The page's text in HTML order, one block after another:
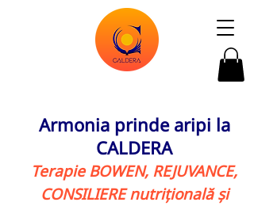
Armonia prinde aripi la
CALDERA
Terapie BOWEN, REJUVANCE,
CONSILIERE nutrițională și